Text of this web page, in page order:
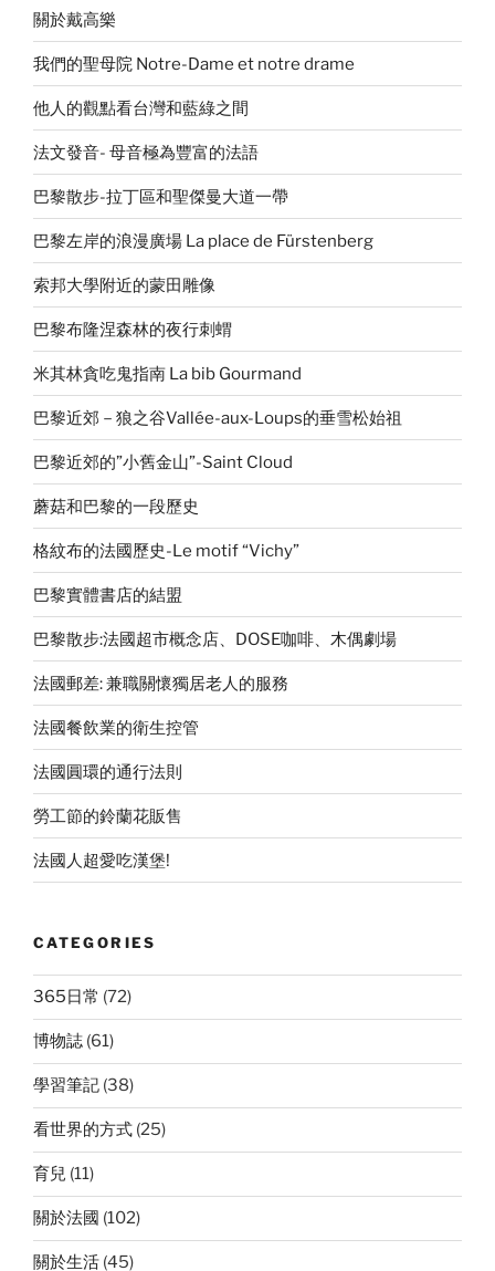
關於戴高樂
我們的聖母院 Notre-Dame et notre drame
他人的觀點看台灣和藍綠之間
法文發音- 母音極為豐富的法語
巴黎散步-拉丁區和聖傑曼大道一帶
巴黎左岸的浪漫廣場 La place de Fürstenberg
索邦大學附近的蒙田雕像
巴黎布隆涅森林的夜行刺蝟
米其林貪吃鬼指南 La bib Gourmand
巴黎近郊－狼之谷Vallée-aux-Loups的垂雪松始祖
巴黎近郊的”小舊金山”-Saint Cloud
蘑菇和巴黎的一段歷史
格紋布的法國歷史-Le motif “Vichy”
巴黎實體書店的結盟
巴黎散步:法國超市概念店、DOSE咖啡、木偶劇場
法國郵差: 兼職關懷獨居老人的服務
法國餐飲業的衛生控管
法國圓環的通行法則
勞工節的鈴蘭花販售
法國人超愛吃漢堡!
CATEGORIES
365日常 (72)
博物誌 (61)
學習筆記 (38)
看世界的方式 (25)
育兒 (11)
關於法國 (102)
關於生活 (45)